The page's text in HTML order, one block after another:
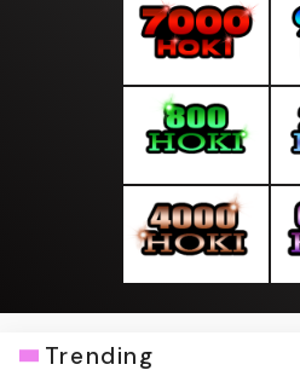
Trending